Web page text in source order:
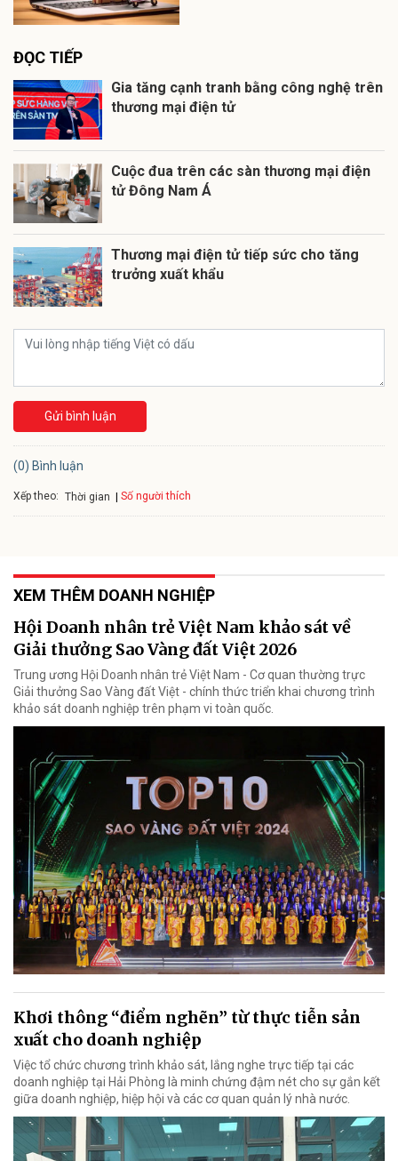
ĐỌC TIẾP
Gia tăng cạnh tranh bằng công nghệ trên
thương mại điện tử
Cuộc đua trên các sàn thương mại điện
tử Đông Nam Á
Thương mại điện tử tiếp sức cho tăng
trưởng xuất khẩu
Gửi bình luận
(0) Bình luận
Xếp theo: Thời gian Số người thích
XEM THÊM DOANH NGHIỆP
Hội Doanh nhân trẻ Việt Nam khảo sát về
Giải thưởng Sao Vàng đất Việt 2026
Trung ương Hội Doanh nhân trẻ Việt Nam - Cơ quan thường trực
Giải thưởng Sao Vàng đất Việt - chính thức triển khai chương trình
khảo sát doanh nghiệp trên phạm vi toàn quốc.
Khơi thông “điểm nghẽn” từ thực tiễn sản
xuất cho doanh nghiệp
Việc tổ chức chương trình khảo sát, lắng nghe trực tiếp tại các
doanh nghiệp tại Hải Phòng là minh chứng đậm nét cho sự gắn kết
giữa doanh nghiệp, hiệp hội và các cơ quan quản lý nhà nước.